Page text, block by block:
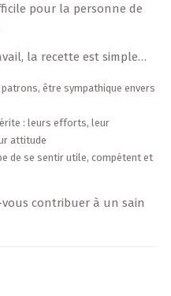
pour la personne de
la recette est simple…
être sympathique envers
: leurs efforts, leur
attitude
de se sentir utile, compétent et
contribuer à un sain